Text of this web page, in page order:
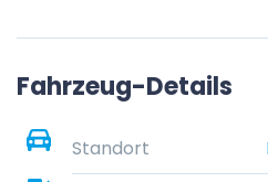
Fahrzeug-Details
Standort